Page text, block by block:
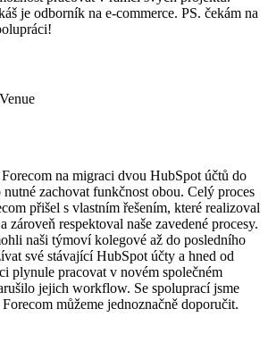
je odborník na e-commerce. PS. čekám na
na migraci dvou HubSpot účtů do
zachovat funkčnost obou. Celý proces
přišel s vlastním řešením, které realizoval
zároveň respektoval naše zavedené procesy.
naši týmoví kolegové až do posledního
své stávající HubSpot účty a hned od
plynule pracovat v novém společném
jejich workflow. Se spoluprací jsme
můžeme jednoznačně doporučit.